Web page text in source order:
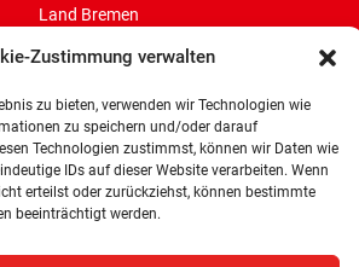
Zustimmung verwalten
zu bieten, verwenden wir Technologien wie
zu speichern und/oder darauf
Technologien zustimmst, können wir Daten wie
IDs auf dieser Website verarbeiten. Wenn
erteilst oder zurückziehst, können bestimmte
beeinträchtigt werden.
Land Bremen
Wachtstraße 27/29
Tel: 0421 336 77 0
info@spd-fraktion-bremen.de